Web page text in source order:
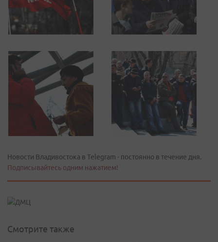
Новости Владивостока в Telegram - постоянно в течение дня.
Подписывайтесь одним нажатием!
Смотрите также